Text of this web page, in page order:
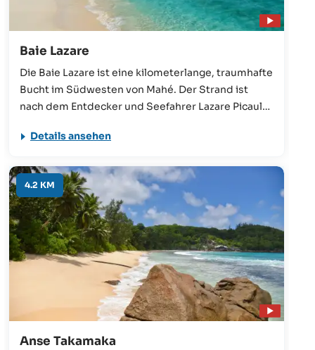
Baie Lazare
Die Baie Lazare ist eine kilometerlange, traumhafte
Bucht im Südwesten von Mahé. Der Strand ist
nach dem Entdecker und Seefahrer Lazare Picault
Details ansehen
4.2 KM
Anse Takamaka